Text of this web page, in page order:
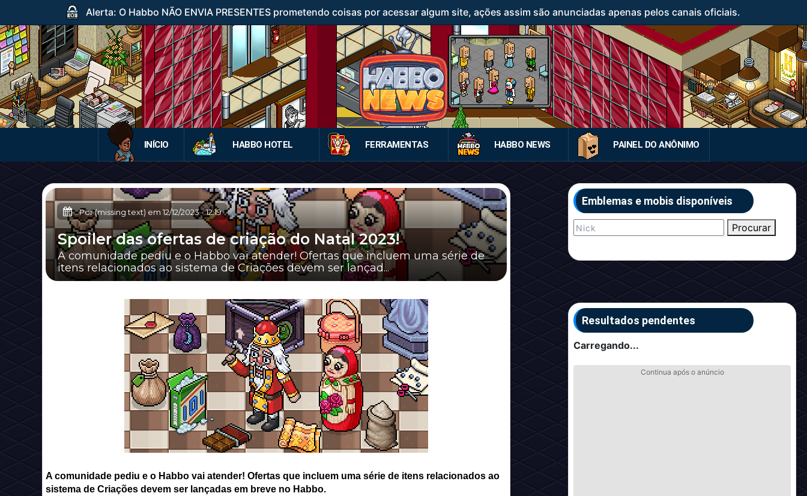
Alerta: O Habbo NÃO ENVIA PRESENTES prometendo coisas por acessar algum site, ações assim são anunciadas apenas pelos canais oficiais.
INÍCIO HABBO HOTEL FERRAMENTAS HABBO NEWS PAINEL DO ANÔNIMO
Por (missing text) em12/12/2023-12:19
Spoiler das ofertas de criação do Natal 2023!
A comunidade pediu e o Habbo vai atender! Ofertas que incluem uma série de
itens relacionados ao sistema de Criações devem ser lançad...
A comunidade pediu e o Habbo vai atender! Ofertas que incluem uma série de itens relacionados ao
sistema de Criações devem ser lançadas em breve no Habbo.
Emblemas e mobis disponíveis
Procurar
Resultados pendentes
Carregando...